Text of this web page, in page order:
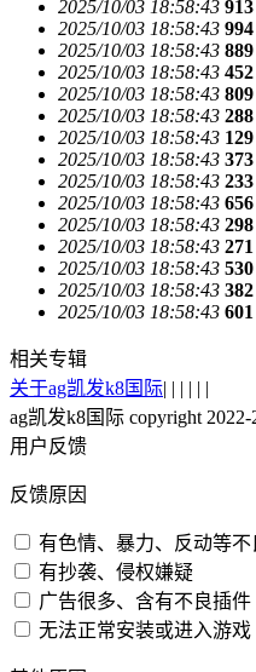
2025/10/03 18:58:43 913
2025/10/03 18:58:43 994
2025/10/03 18:58:43 889
2025/10/03 18:58:43 452
2025/10/03 18:58:43 809
2025/10/03 18:58:43 288
2025/10/03 18:58:43 129
2025/10/03 18:58:43 373
2025/10/03 18:58:43 233
2025/10/03 18:58:43 656
2025/10/03 18:58:43 298
2025/10/03 18:58:43 271
2025/10/03 18:58:43 530
2025/10/03 18:58:43 382
2025/10/03 18:58:43 601
相关专辑
关于ag凯发k8国际| | | | | |
ag凯发k8国际 copyright
用户反馈
反馈原因
有色情、暴力、反动等不
有抄袭、侵权嫌疑
广告很多、含有不良插件
无法正常安装或进入游戏